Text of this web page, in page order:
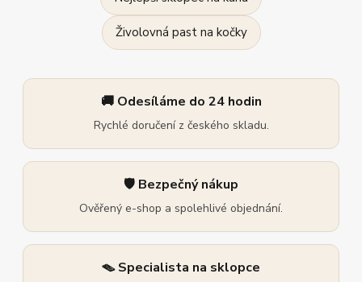
Živolovná past na kočky
🚚 Odesíláme do 24 hodin
Rychlé doručení z českého skladu.
🛡️ Bezpečný nákup
Ověřený e-shop a spolehlivé objednání.
🪤 Specialista na sklopce